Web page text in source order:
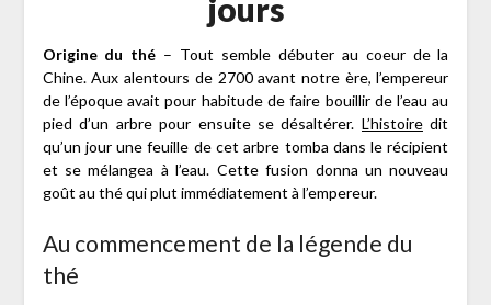
jours
Origine du thé – Tout semble débuter au coeur de la
Chine. Aux alentours de 2700 avant notre ère, l’empereur
de l’époque avait pour habitude de faire bouillir de l’eau au
pied d’un arbre pour ensuite se désaltérer. L’histoiredit
qu’un jour une feuille de cet arbre tomba dans le récipient
et se mélangea à l’eau. Cette fusion donna un nouveau
goût au thé qui plut immédiatement à l’empereur.
Au commencement de la légende du
thé